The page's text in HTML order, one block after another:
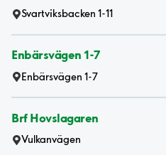
Svartviksbacken 1-11
Enbärsvägen 1-7
Enbärsvägen 1-7
Brf Hovslagaren
Vulkanvägen